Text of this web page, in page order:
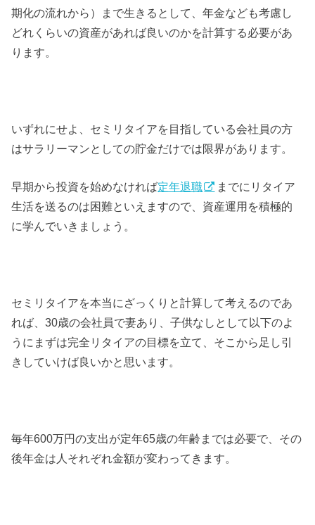
期化の流れから）まで生きるとして、年金なども考慮し
どれくらいの資産があれば良いのかを計算する必要があ
ります。
いずれにせよ、セミリタイアを目指している会社員の方
はサラリーマンとしての貯金だけでは限界があります。
早期から投資を始めなければ定年退職
までにリタイア
生活を送るのは困難といえますので、資産運用を積極的
に学んでいきましょう。
セミリタイアを本当にざっくりと計算して考えるのであ
れば、30歳の会社員で妻あり、子供なしとして以下のよ
うにまずは完全リタイアの目標を立て、そこから足し引
きしていけば良いかと思います。
毎年600万円の支出が定年65歳の年齢までは必要で、その
後年金は人それぞれ金額が変わってきます。